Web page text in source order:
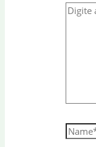
Digite
aqui...
Name*